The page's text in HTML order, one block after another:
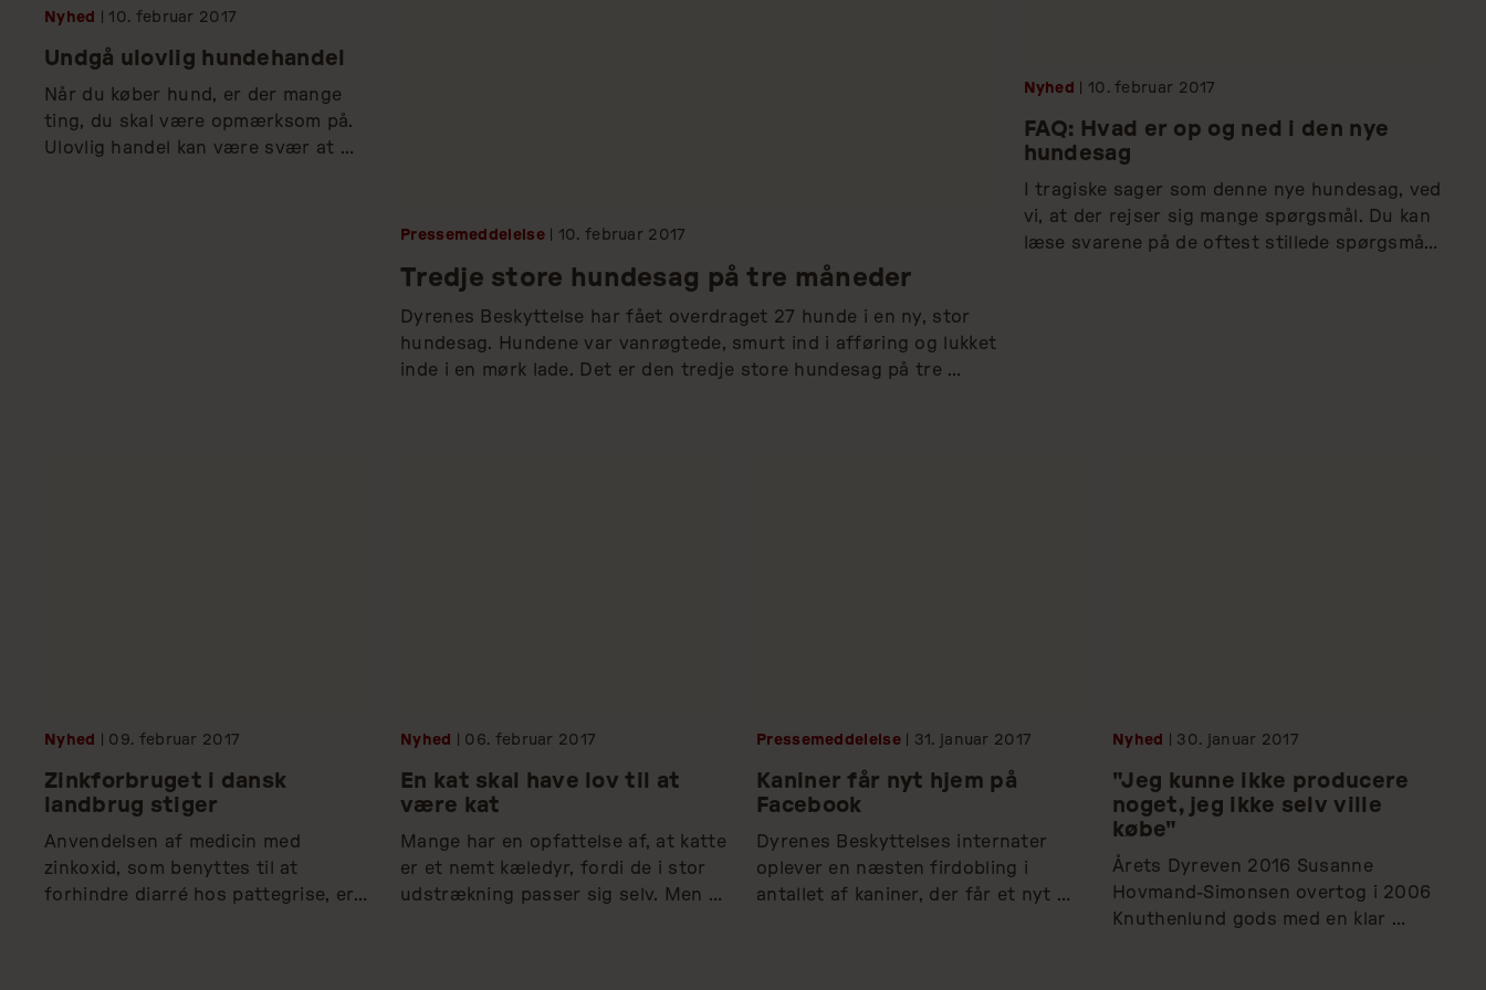
Nyhed | 10. februar 2017
Undgå ulovlig hundehandel
Når du køber hund, er der mange
ting, du skal være opmærksom på.
Ulovlig handel kan være svær at
Pressemeddelelse| 10. februar 2017
Tredje store hundesag på tre måneder
Dyrenes Beskyttelse har fået overdraget 27 hunde i en ny, stor
hundesag. Hundene var vanrøgtede, smurt ind i afføring og lukket
inde i en mørk lade. Det er den tredje store hundesag på tre
Nyhed | 10.februar 2017
FAQ: Hvad er op og ned i den nye
hundesag
I tragiske sager som denne nye hundesag, ved
vi, at der rejser sig mange spørgsmål. Du kan
læse svarene på de oftest stillede spørgsmål
Nyhed | 09. februar 2017
Zinkforbruget i dansk
landbrug stiger
Anvendelsen af medicin med
zinkoxid, som benyttes til at
forhindre diarré hos pattegrise, er
Nyhed | 06. februar 2017
En kat skal have lov til at
være kat
Mange har en opfattelse af, at katte
er et nemt kæledyr, fordi de i stor
udstrækning passer sig selv. Men
Pressemeddelelse| 31. januar 2017
Kaniner får nyt hjem på
Facebook
Dyrenes Beskyttelses internater
oplever en næsten firdobling i
antallet af kaniner, der får et nyt
Nyhed | 30. januar 2017
"Jeg kunne ikke producere
noget, jeg ikke selv ville
købe"
Årets Dyreven 2016 Susanne
Hovmand-Simonsen overtog i 2006
Knuthenlund gods med en klar